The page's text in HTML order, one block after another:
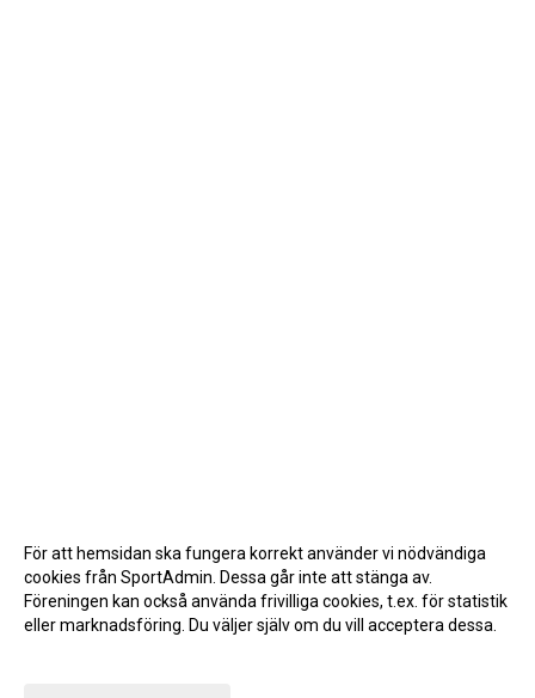
För att hemsidan ska fungera korrekt använder vi nödvändiga
cookies från SportAdmin. Dessa går inte att stänga av.
Föreningen kan också använda frivilliga cookies, t.ex. för statistik
eller marknadsföring. Du väljer själv om du vill acceptera dessa.